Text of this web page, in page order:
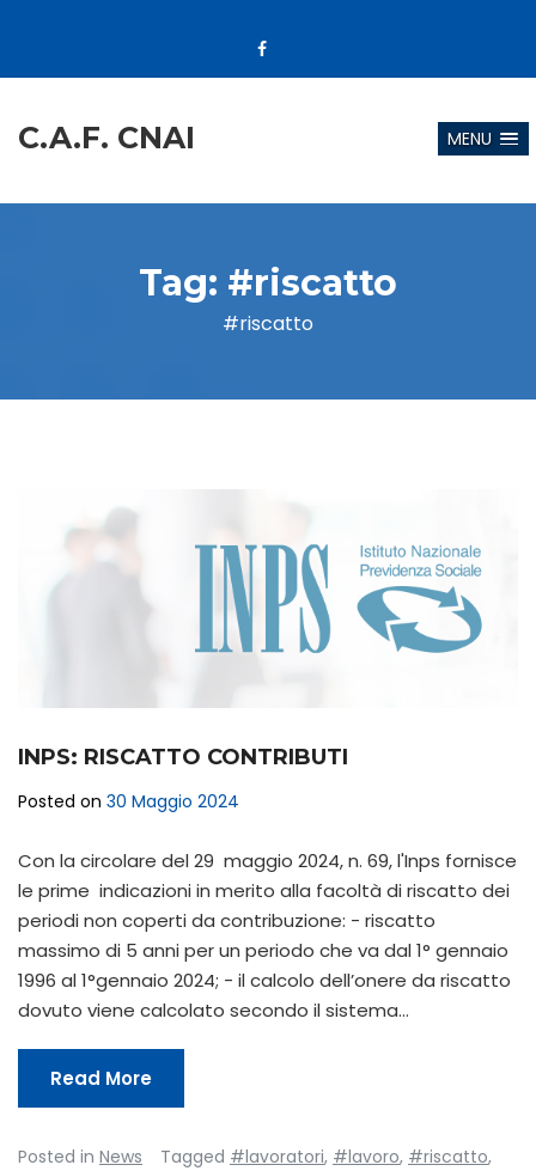
C.A.F. CNAI MENU
Tag: #riscatto
#riscatto
INPS: RISCATTO CONTRIBUTI
Posted on 30 Maggio 2024
Con la circolare del 29 maggio 2024, n. 69, l'Inps fornisce
le prime indicazioni in merito alla facoltà di riscatto dei
periodi non coperti da contribuzione: - riscatto
massimo di 5 anni per un periodo che va dal 1° gennaio
1996 al 1°gennaio 2024; - il calcolo dell’onere da riscatto
dovuto viene calcolato secondo il sistema…
Read More
Posted in News Tagged #lavoratori, #lavoro, #riscatto,